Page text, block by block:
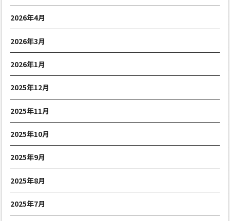
2026年4月
2026年3月
2026年1月
2025年12月
2025年11月
2025年10月
2025年9月
2025年8月
2025年7月